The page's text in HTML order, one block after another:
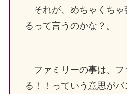
それが、めちゃくち
るって言うのかな？。
ファミリーの事は、
る！！っていう意思が